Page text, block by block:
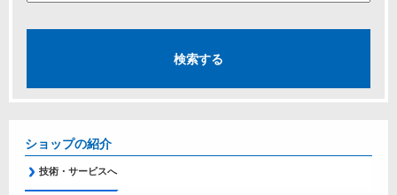
ショップの紹介
技術・サービスへ